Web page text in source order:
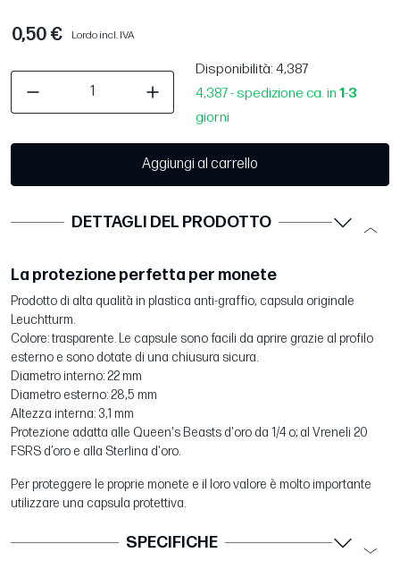
0,50 € Lordo incl. IVA
Disponibilità: 4,387
4,387 - spedizione ca. in1-3
giorni
Aggiungi al carrello
DETTAGLI DEL PRODOTTO
La protezione perfetta per monete
Prodotto di alta qualità in plastica anti-graffio, capsula originale
Leuchtturm.
Colore: trasparente. Le capsule sono facili da aprire grazie al profilo
esterno e sono dotate di una chiusura sicura.
Diametro interno: 22 mm
Diametro esterno: 28,5 mm
Altezza interna: 3,1 mm
Protezione adatta alle Queen's Beasts d'oro da 1/4 o; al Vreneli 20
FSRS d’oro e alla Sterlina d'oro.
Per proteggere le proprie monete e il loro valore è molto importante
utilizzare una capsula protettiva.
SPECIFICHE